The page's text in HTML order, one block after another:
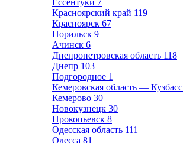
Ессентуки 7
Красноярский край 119
Красноярск 67
Норильск 9
Ачинск 6
Днепропетровская область 118
Днепр 103
Подгородное 1
Кемеровская область — Кузбасс
Кемерово 30
Новокузнецк 30
Прокопьевск 8
Одесская область 111
Одесса 81